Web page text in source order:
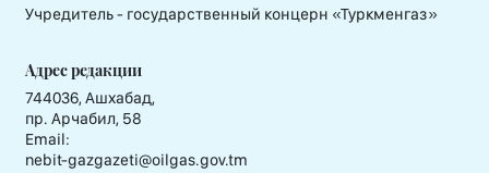
Учредитель - государственный концерн «Туркменгаз»
Адрес редакции
744036, Ашхабад,
пр. Арчабил, 58
Email:
nebit-gazgazeti@oilgas.gov.tm